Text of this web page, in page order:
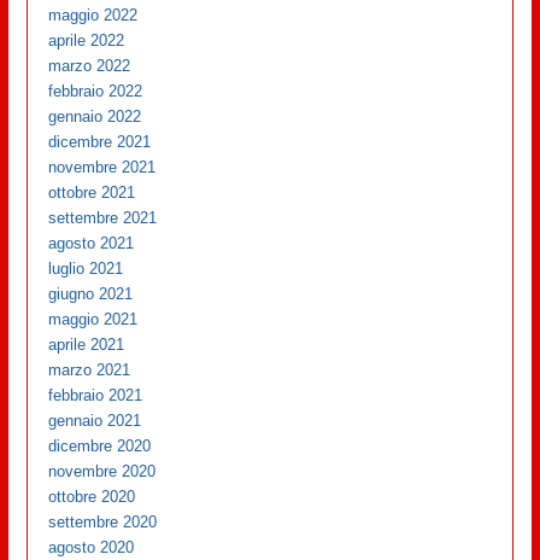
maggio 2022
aprile 2022
marzo 2022
febbraio 2022
gennaio 2022
dicembre 2021
novembre 2021
ottobre 2021
settembre 2021
agosto 2021
luglio 2021
giugno 2021
maggio 2021
aprile 2021
marzo 2021
febbraio 2021
gennaio 2021
dicembre 2020
novembre 2020
ottobre 2020
settembre 2020
agosto 2020